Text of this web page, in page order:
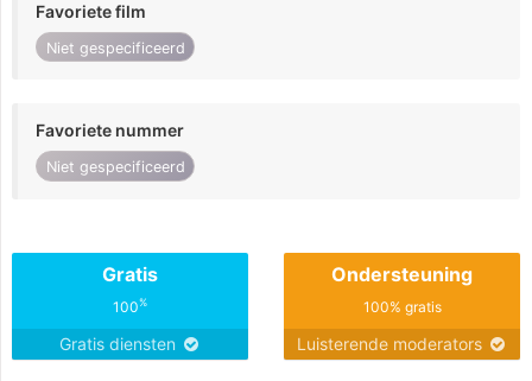
Favoriete film
Niet gespecificeerd
Favoriete nummer
Niet gespecificeerd
Gratis
100%
Gratis diensten
Ondersteuning
100% gratis
Luisterende moderators